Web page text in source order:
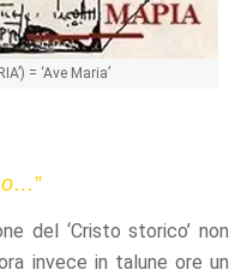
= ‘Ave Maria’
”
del ‘Cristo storico’ non
invece in talune ore un